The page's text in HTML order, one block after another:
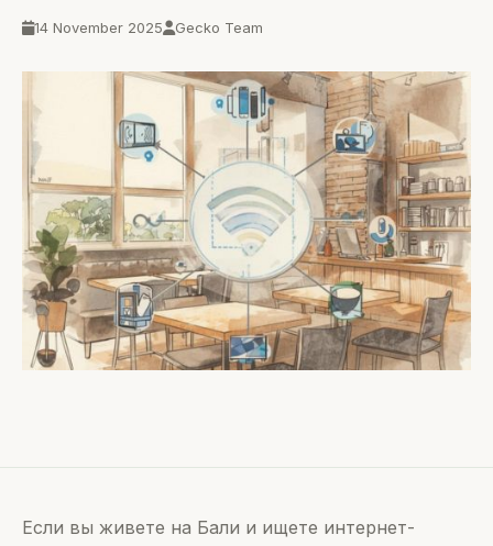
14 November 2025 Gecko Team
Если вы живете на Бали и ищете интернет-